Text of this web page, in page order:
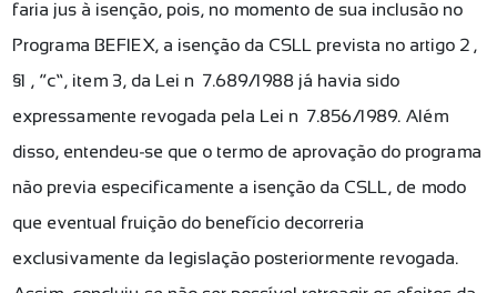
faria jus à isenção, pois, no momento de sua inclusão no
Programa BEFIEX, a isenção da CSLL prevista no artigo 2º,
§1º, “c”, item 3, da Lei nº 7.689/1988 já havia sido
expressamente revogada pela Lei nº 7.856/1989. Além
disso, entendeu-se que o termo de aprovação do programa
não previa especificamente a isenção da CSLL, de modo
que eventual fruição do benefício decorreria
exclusivamente da legislação posteriormente revogada.